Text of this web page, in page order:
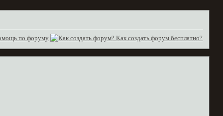
по форуму